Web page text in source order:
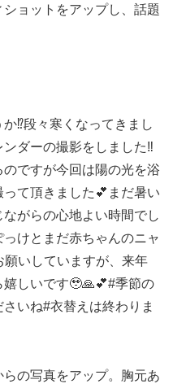
ョットをアップし、話題
か⁉️段々寒くなってきまし
ダーの撮影をしました‼️
ですが今回は陽の光を浴
て頂きました💕まだ暑い
がらの心地よい時間でし
けとまだ赤ちゃんのニャ
いしていますが、来年
しいです🥹🙏💕#季節の
いね#衣替えは終わりま
の写真をアップ。胸元あ